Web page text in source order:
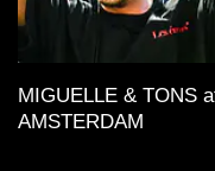
MIGUELLE & TONS
AMSTERDAM